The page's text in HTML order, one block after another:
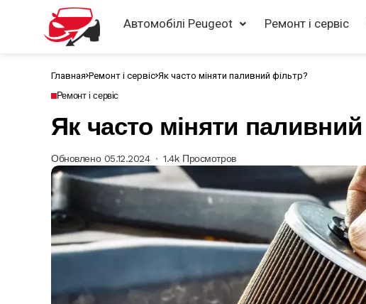
Автомобілі Peugeot Ремонт і сервіс
Главная Ремонт і сервіс Як часто міняти паливний фільтр?
Ремонт і сервіс
Як часто міняти
Обновлено 05.12.2024 1.4k Просмотров